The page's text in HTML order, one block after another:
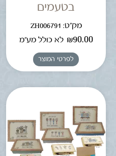
בטעמים
מק"ט: ZH006791
₪90.00 לא כולל מע"מ
לפרטי המוצר